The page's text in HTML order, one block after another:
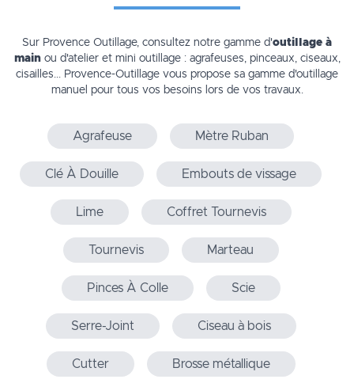
Sur Provence Outillage, consultez notre gamme d'outillage à
mainou d'atelier et mini outillage : agrafeuses, pinceaux, ciseaux,
cisailles... Provence-Outillage vous propose sa gamme d'outillage
manuel pour tous vos besoins lors de vos travaux.
Agrafeuse Mètre Ruban
Clé À Douille Embouts de vissage
Lime Coffret Tournevis
Tournevis Marteau
Pinces À Colle Scie
Serre-Joint Ciseau à bois
Cutter Brosse métallique